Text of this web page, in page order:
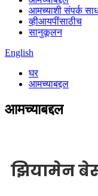
आमच्याशी संपर्क
व्हीआयपींसाठीच
सानुकूलन
English
घर
आमच्याबद्दल
आमच्याबद्दल
झियामेन